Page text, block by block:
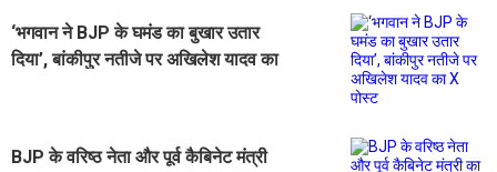
‘भगवान ने BJP के घमंड का बुखार उतार
दिया’, बांकीपुर नतीजे पर अखिलेश यादव का
BJP के वरिष्ठ नेता और पूर्व कैबिनेट मंत्री